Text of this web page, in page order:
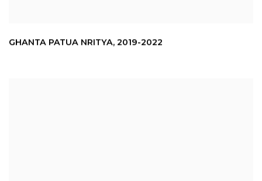
GHANTA PATUA NRITYA, 2019-2022